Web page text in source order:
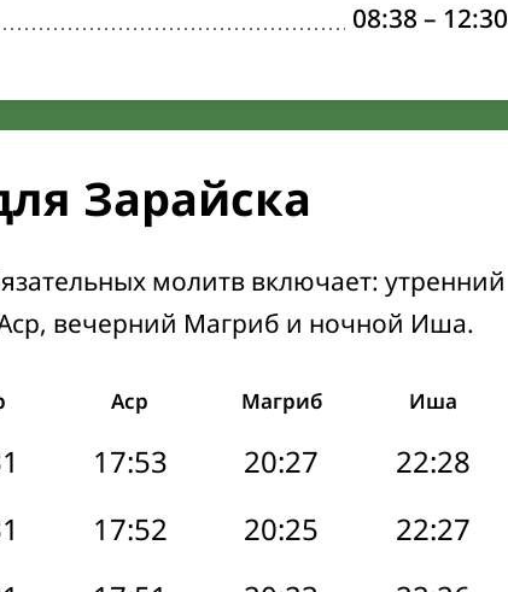
08:38 – 12:30
Зарайска
молитв включает: утренний
вечерний Магриб и ночной Иша.
Аср Магриб Иша
17:53 20:27
22:28
17:52 20:25
22:27